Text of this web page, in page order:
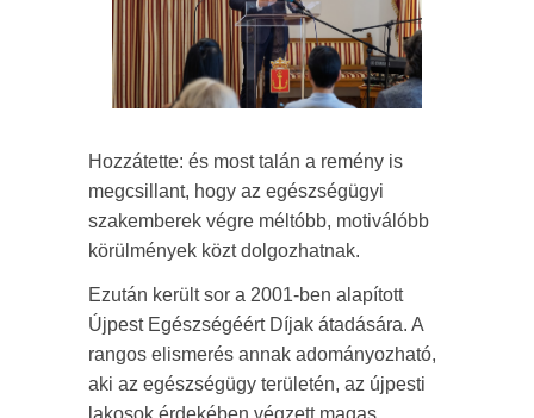
Hozzátette: és most talán a remény is
megcsillant, hogy az egészségügyi
szakemberek végre méltóbb, motiválóbb
körülmények közt dolgozhatnak.
Ezután került sor a 2001-ben alapított
Újpest Egészségéért Díjak átadására. A
rangos elismerés annak adományozható,
aki az egészségügy területén, az újpesti